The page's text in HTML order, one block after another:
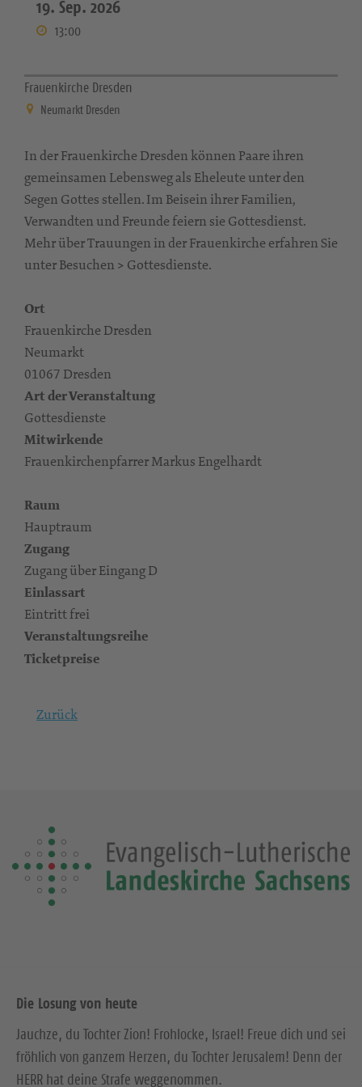
19. Sep. 2026
13:00
Frauenkirche Dresden
Neumarkt Dresden
In der Frauenkirche Dresden können Paare ihren
gemeinsamen Lebensweg als Eheleute unter den
Segen Gottes stellen. Im Beisein ihrer Familien,
Verwandten und Freunde feiern sie Gottesdienst.
Mehr über Trauungen in der Frauenkirche erfahren Sie
unter Besuchen > Gottesdienste.
Ort
Frauenkirche Dresden
Neumarkt
01067 Dresden
Art der Veranstaltung
Gottesdienste
Mitwirkende
Frauenkirchenpfarrer Markus Engelhardt
Raum
Hauptraum
Zugang
Zugang über Eingang D
Einlassart
Eintritt frei
Veranstaltungsreihe
Ticketpreise
Zurück
Die Losung von heute
Jauchze, du Tochter Zion! Frohlocke, Israel! Freue dich und sei
fröhlich von ganzem Herzen, du Tochter Jerusalem! Denn der
HERR hat deine Strafe weggenommen.